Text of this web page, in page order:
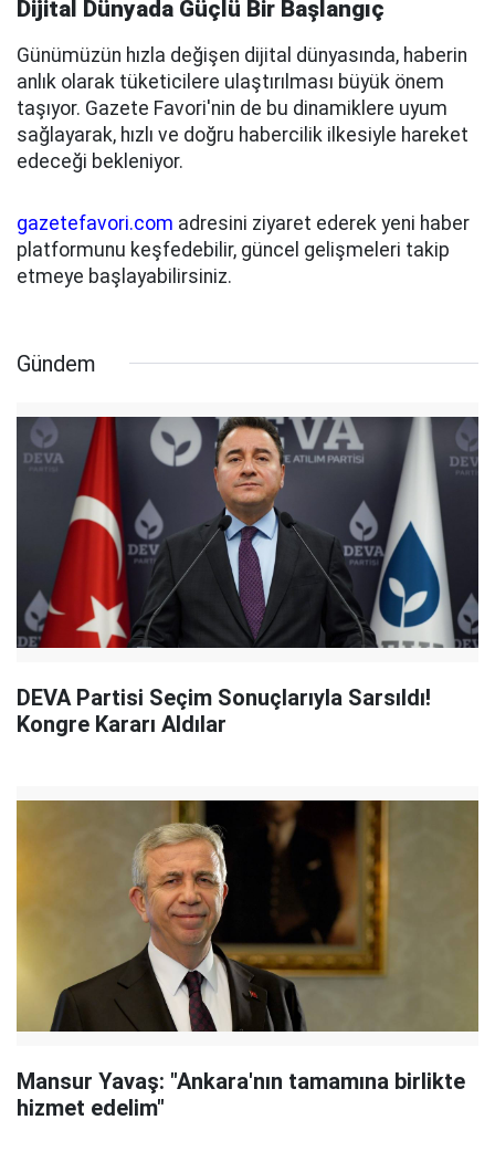
Dijital Dünyada Güçlü Bir Başlangıç
Günümüzün hızla değişen dijital dünyasında, haberin
anlık olarak tüketicilere ulaştırılması büyük önem
taşıyor. Gazete Favori'nin de bu dinamiklere uyum
sağlayarak, hızlı ve doğru habercilik ilkesiyle hareket
edeceği bekleniyor.
gazetefavori.com adresini ziyaret ederek yeni haber
platformunu keşfedebilir, güncel gelişmeleri takip
etmeye başlayabilirsiniz.
Gündem
DEVA Partisi Seçim Sonuçlarıyla Sarsıldı!
Kongre Kararı Aldılar
Mansur Yavaş: "Ankara'nın tamamına birlikte
hizmet edelim"